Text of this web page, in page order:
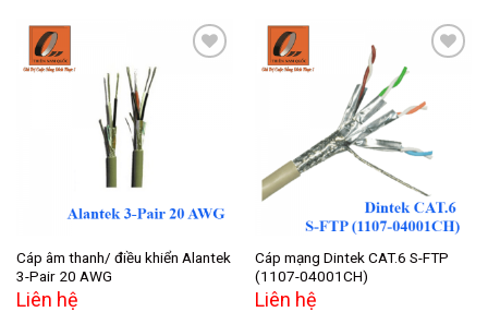
Cáp âm thanh/ điều khiển Alantek
3-Pair 20 AWG
Liên hệ
Add to
Cáp mạng Dintek CAT.6 S-FTP
(1107-04001CH)
Liên hệ